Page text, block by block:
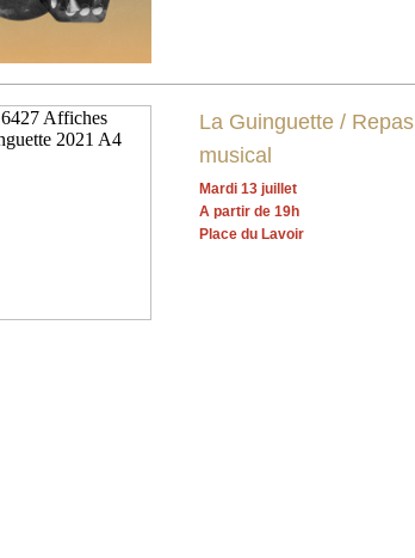
La Guinguette / Repas
musical
Mardi 13 juillet
A partir de 19h
Place du Lavoir